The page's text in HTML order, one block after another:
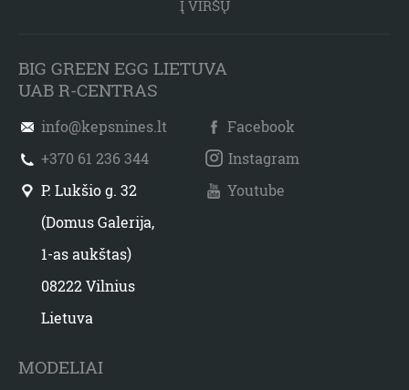
Į VIRŠŲ
BIG GREEN EGG LIETUVA
UAB R-CENTRAS
info@kepsnines.lt
+370 61 236 344
P. Lukšio g. 32
(Domus Galerija,
1-as aukštas)
08222 Vilnius
Lietuva
Facebook
Instagram
Youtube
MODELIAI